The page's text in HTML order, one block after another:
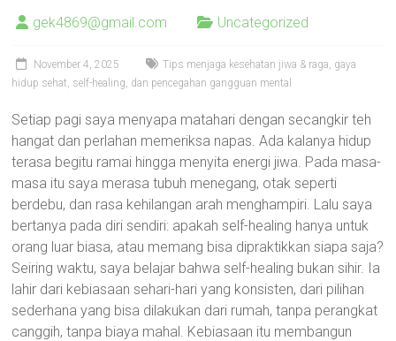
gek4869@gmail.com Uncategorized
November 4, 2025
Tips menjaga kesehatan jiwa & raga, gaya
hidup sehat, self-healing, dan pencegahan gangguan mental
Setiap pagi saya menyapa matahari dengan secangkir teh
hangat dan perlahan memeriksa napas. Ada kalanya hidup
terasa begitu ramai hingga menyita energi jiwa. Pada masa-
masa itu saya merasa tubuh menegang, otak seperti
berdebu, dan rasa kehilangan arah menghampiri. Lalu saya
bertanya pada diri sendiri: apakah self-healing hanya untuk
orang luar biasa, atau memang bisa dipraktikkan siapa saja?
Seiring waktu, saya belajar bahwa self-healing bukan sihir. Ia
lahir dari kebiasaan sehari-hari yang konsisten, dari pilihan
sederhana yang bisa dilakukan dari rumah, tanpa perangkat
canggih, tanpa biaya mahal. Kebiasaan itu membangun